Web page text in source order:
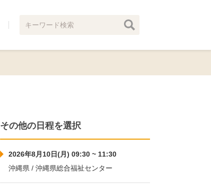
その他の日程を選択
2026年8月10日(月) 09:30 ~ 11:30
沖縄県 / 沖縄県総合福祉センター